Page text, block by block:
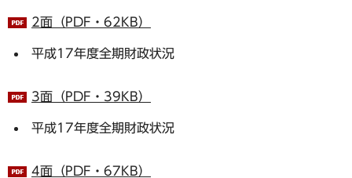
2面（PDF・62KB）
平成17年度全期財政状況
3面（PDF・39KB）
平成17年度全期財政状況
4面（PDF・67KB）